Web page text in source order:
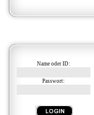
Name oder ID:
Passwort: